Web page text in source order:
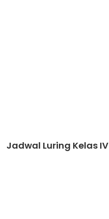
Jadwal Luring Kelas IV